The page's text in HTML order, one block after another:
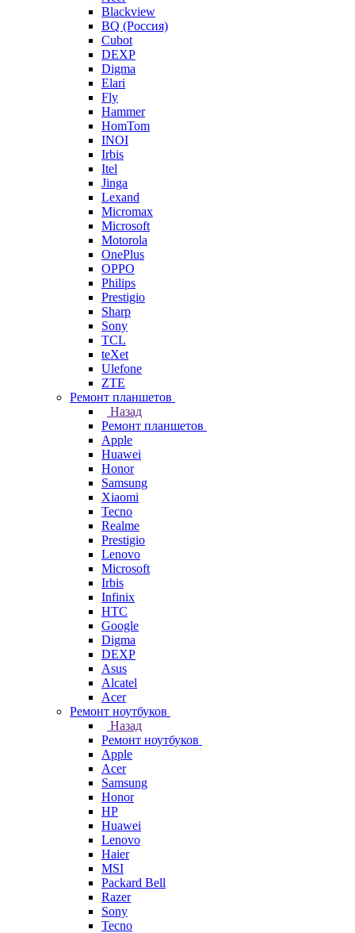
Blackview
BQ (Россия)
Cubot
DEXP
Digma
Elari
Fly
Hammer
HomTom
INOI
Irbis
Itel
Jinga
Lexand
Micromax
Microsoft
Motorola
OnePlus
OPPO
Philips
Prestigio
Sharp
Sony
TCL
teXet
Ulefone
ZTE
Ремонт планшетов
Назад
Ремонт планшетов
Apple
Huawei
Honor
Samsung
Xiaomi
Tecno
Realme
Prestigio
Lenovo
Microsoft
Irbis
Infinix
HTC
Google
Digma
DEXP
Asus
Alcatel
Acer
Ремонт ноутбуков
Назад
Ремонт ноутбуков
Apple
Acer
Samsung
Honor
HP
Huawei
Lenovo
Haier
MSI
Packard Bell
Razer
Sony
Tecno